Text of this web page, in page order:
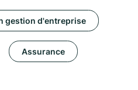
gestion d'entreprise
Assurance